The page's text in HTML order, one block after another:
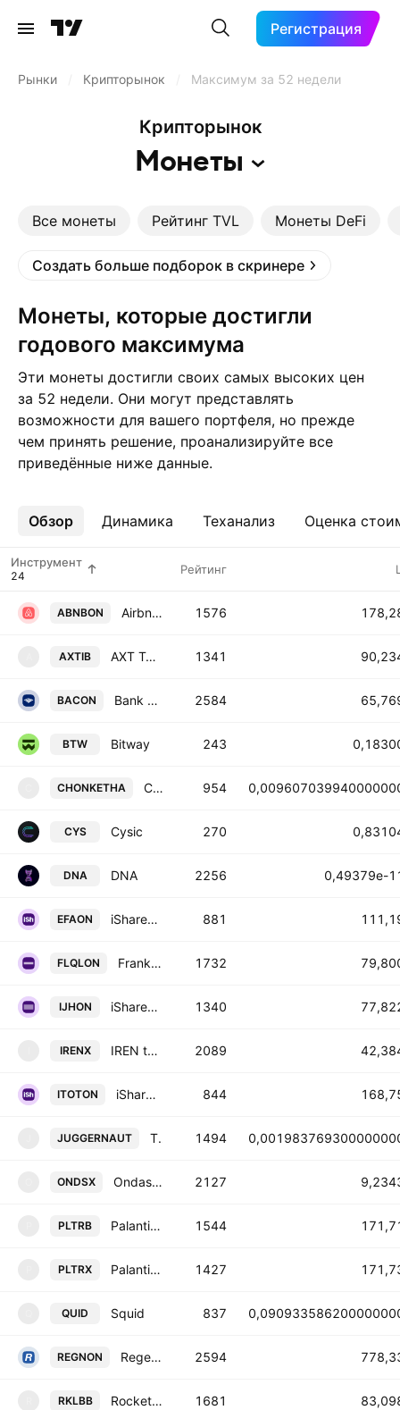
Регистрация
Рынки Крипторынок Максимум за 52 недели
Крипторынок
Монеты
Все монеты Рейтинг TVL Монеты DeFi
Создать больше подборок в скринере
Монеты, которые достигли
годового максимума
Эти монеты достигли своих самых высоких цен
за 52 недели. Они могут представлять
возможности для вашего портфеля, но прежде
чем принять решение, проанализируйте все
приведённые ниже данные.
Обзор Динамика Теханализ Оценка
Ещё
Инструмент Рейтинг
ABNBON Airbnb Tokenized Stock (Ondo) 1576
AXTIB AXT Tokenized bStocks 1341
BACON Bank of America Tokenized Stock (Ondo) 2584
BTW Bitway 243
CHONKETHA Chonketha the Wet Beaver 954
CYS Cysic 270
DNA DNA 2256 0,49379e-
EFAON iShares MSCI EAFE Tokenized ETF (Ondo) 881
FLQLON Franklin US Large Cap Multifactor Index Tokenized ETF (Ondo) 1732
IJHON iShares Core S&P MidCap Tokenized ETF (Ondo) 1340
IRENX IREN tokenized stock (xStock) 2089
ITOTON iShares Core S&P Total US Stock Market Tokenized ETF (Ondo) 844
JUGGERNAUT The Juggernaut 1494
ONDSX Ondas tokenized stock (xStock) 2127
PLTRB Palantir Tokenized bStocks 1544
PLTRX Palantir tokenized stock (xStock) 1427
QUID Squid 837
REGNON Regeneron Pharmaceuticals Tokenized Stock (Ondo) 2594
RKLBB Rocket Lab Tokenized bStocks 1681